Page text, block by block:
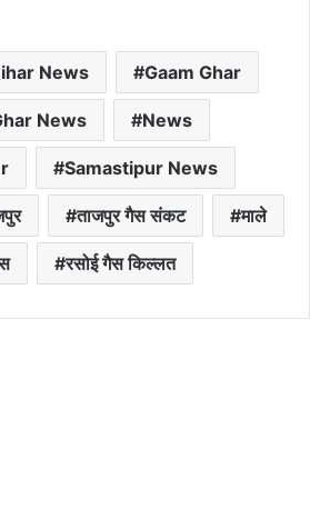
News Gaam Ghar
News News
Samastipur News
ताजपुर गैस संकट माले
रसोई गैस किल्लत